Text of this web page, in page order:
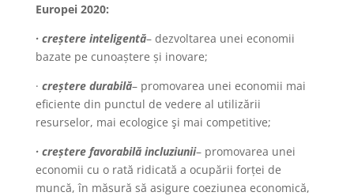
Europei 2020:
· creștere inteligentă– dezvoltarea unei economii
bazate pe cunoaștere și inovare;
· creștere durabilă– promovarea unei economii mai
eficiente din punctul de vedere al utilizării
resurselor, mai ecologice şi mai competitive;
· creștere favorabilă incluziunii– promovarea unei
economii cu o rată ridicată a ocupării forței de
muncă, în măsură să asigure coeziunea economică,